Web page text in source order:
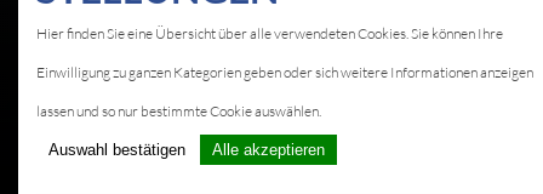
Hier finden Sie eine Übersicht über alle verwendeten Cookies. Sie können Ihre
Einwilligung zu ganzen Kategorien geben oder sich weitere Informationen anzeigen
lassen und so nur bestimmte Cookie auswählen.
Auswahl bestätigen Alle akzeptieren